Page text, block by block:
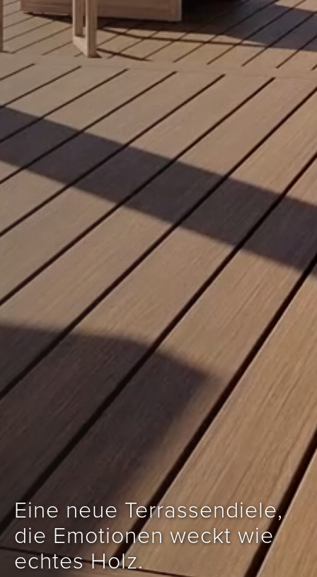
Eine neue Terrassendiele,
die Emotionen weckt wie
echtes Holz.